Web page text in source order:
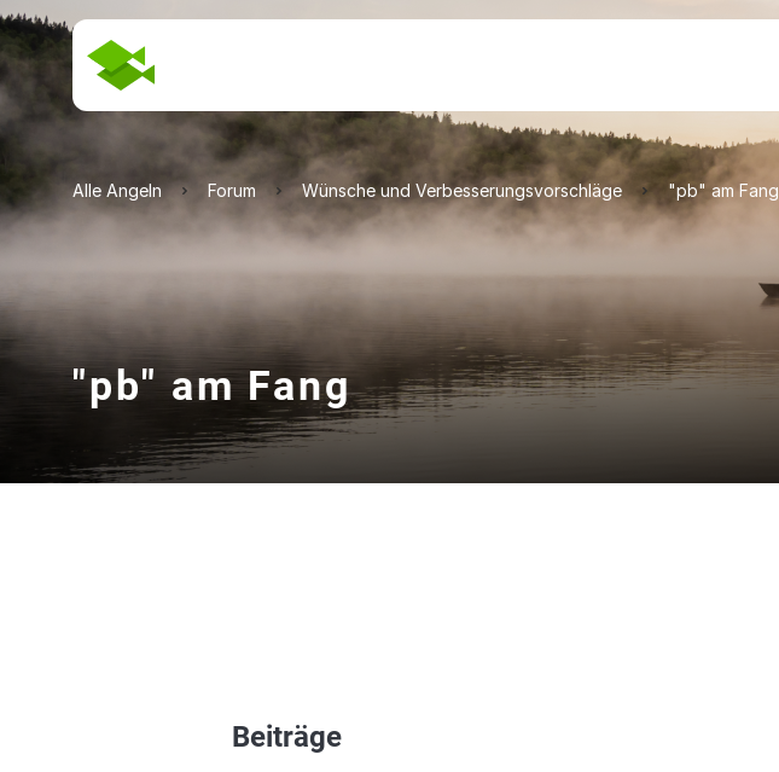
Alle Angeln Forum Wünsche und Verbesserungsvorschläge "pb" am Fang
"pb" am Fang
Beiträge